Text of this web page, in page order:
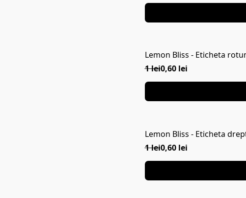
Lemon Bliss - Eticheta
1 lei0,60 lei
Lemon Bliss - Eticheta
1 lei0,60 lei